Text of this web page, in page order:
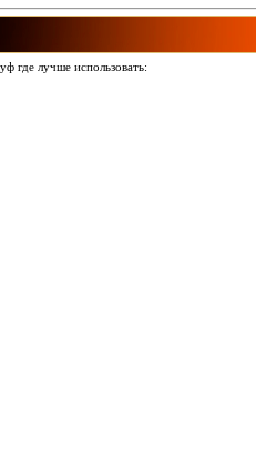
где лучше использовать: